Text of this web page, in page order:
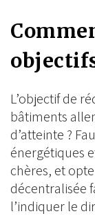
L’objectif de
bâtiments
d’atteinte ?
énergétiques
chères, et
décentralisée
l’indiquer le